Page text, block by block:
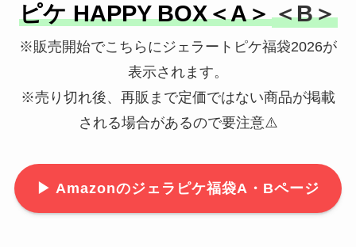
ピケ HAPPY BOX＜A＞＜B＞
※販売開始でこちらにジェラートピケ福袋2026が
表示されます。
※売り切れ後、再販まで定価ではない商品が掲載
される場合があるので要注意⚠️
▶ Amazonのジェラピケ福袋A・Bページ